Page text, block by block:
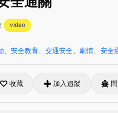
video
安全教育 交通安全 劇情 安全
收藏 加入追蹤